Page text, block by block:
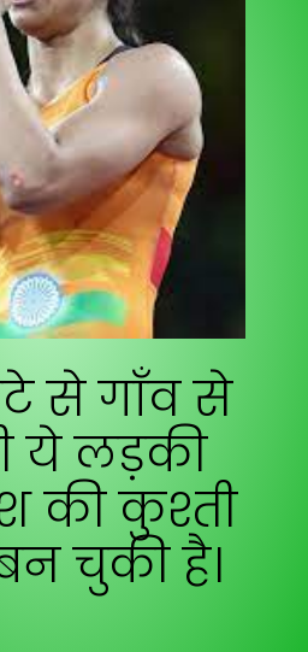
से गाँव से
ये लड़की
की कुश्ती
चुकी है।